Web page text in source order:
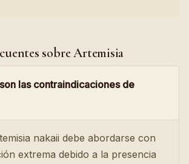
sobre Artemisia
las contraindicaciones de
nakaii debe abordarse con
extrema debido a la presencia